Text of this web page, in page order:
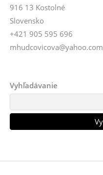
916 13 Kostolné
Slovensko
+421 905 595 696
mhudcovicova@yahoo.com
Vyhľadávanie